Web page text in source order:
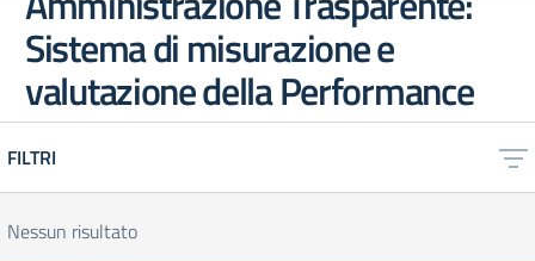
Sistema di misurazione e
valutazione della Performance
FILTRI
Nessun risultato